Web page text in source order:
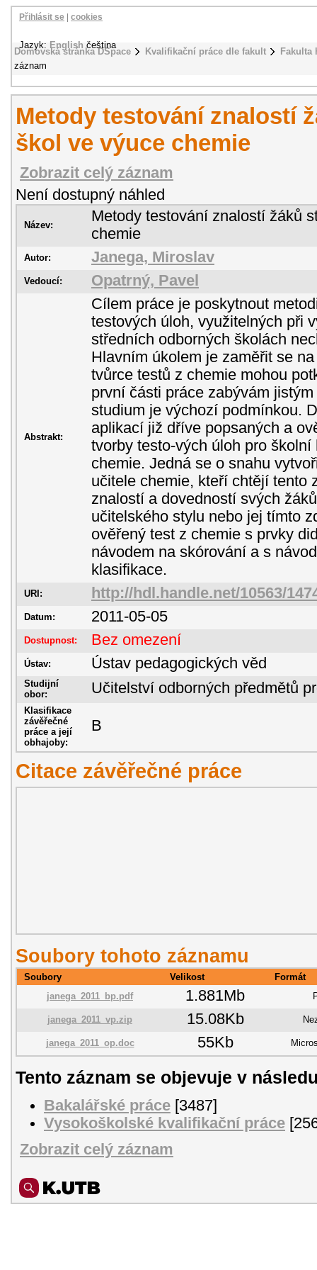
Domovská stránka DSpace Kvalifikační práce dle fakult
záznam
Přihlásit se cookies
Jazyk: English čeština
Metody testování znalostí
škol ve výuce chemie
Zobrazit celý záznam
Není dostupný náhled
Název:
Metody testování znalostí žáků
chemie
Autor: Janega, Miroslav
Vedoucí: Opatrný, Pavel
Abstrakt:
Cílem práce je poskytnout
testových úloh, využitelných při
středních odborných školách
Hlavním úkolem je zaměřit se
tvůrce testů z chemie mohou
první části práce zabývám
studium je výchozí podmínkou.
aplikací již dříve popsaných a
tvorby testo-vých úloh pro
chemie. Jedná se o snahu
učitele chemie, kteří chtějí tento
znalostí a dovedností svých
učitelského stylu nebo jej tímto
ověřený test z chemie s prvky
návodem na skórování a s
klasifikace.
URI: http://hdl.handle.net/10563/
Datum: 2011-05-05
Dostupnost: Bez omezení
Ústav: Ústav pedagogických věd
Studijní
obor:
Učitelství odborných předmětů
Klasifikace
závěřečné
práce a její
obhajoby:
B
Citace závěřečné práce
Soubory tohoto záznamu
Soubory Velikost
Formát
janega_2011_bp.pdf
1.881Mb
janega_2011_vp.zip 15.08Kb
janega_2011_op.doc 55Kb
Tento záznam se objevuje v
Bakalářské práce [3487]
Vysokoškolské kvalifikační práce
Zobrazit celý záznam